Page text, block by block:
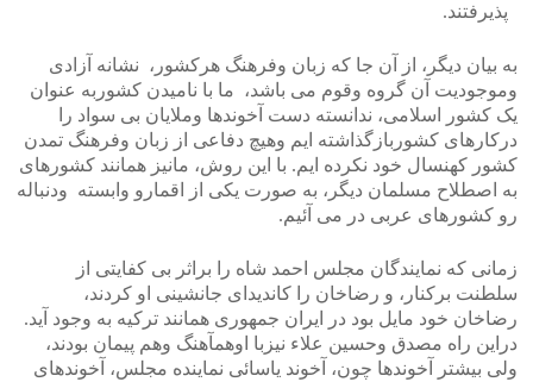
پذیرفتند.
به بیان دیگر، از آن جا که زبان وفرهنگ هرکشور، نشانه آزادی
وموجودیت آن گروه وقوم می باشد، ما با نامیدن کشوربه عنوان
یک کشور اسلامی، ندانسته دست آخوندها وملایان بی سواد را
درکارهای کشوربازگذاشته ایم وهیچ دفاعی از زبان وفرهنگ تمدن
کشور کهنسال خود نکرده ایم. با این روش، مانیز همانند کشورهای
به اصطلاح مسلمان دیگر، به صورت یکی از اقمارو وابسته ودنباله
رو کشورهای عربی در می آئیم.
زمانی که نمایندگان مجلس احمد شاه را براثر بی کفایتی از
سلطنت برکنار، و رضاخان را کاندیدای جانشینی او کردند،
رضاخان خود مایل بود در ایران جمهوری همانند ترکیه به وجود آید.
دراین راه مصدق وحسین علاء نیزبا اوهمآهنگ وهم پیمان بودند،
ولی بیشتر آخوندها چون، آخوند یاسائی نماینده مجلس، آخوندهای